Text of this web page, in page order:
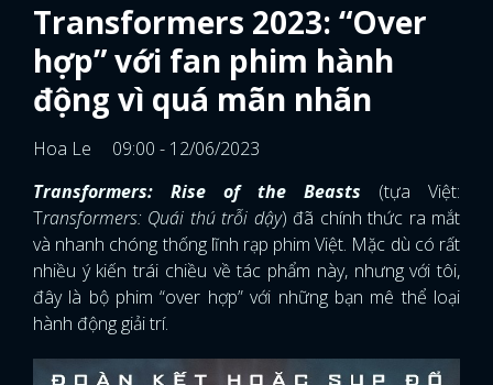
Transformers 2023: “Over
hợp” với fan phim hành
động vì quá mãn nhãn
Hoa Le
09:00 - 12/06/2023
Transformers: Rise of the Beasts
(tựa Việt:
Transformers: Quái thú trỗi dậy) đã chính thức ra mắt
và nhanh chóng thống lĩnh rạp phim Việt. Mặc dù có rất
nhiều ý kiến trái chiều về tác phẩm này, nhưng với tôi,
đây là bộ phim “over hợp” với những bạn mê thể loại
hành động giải trí.